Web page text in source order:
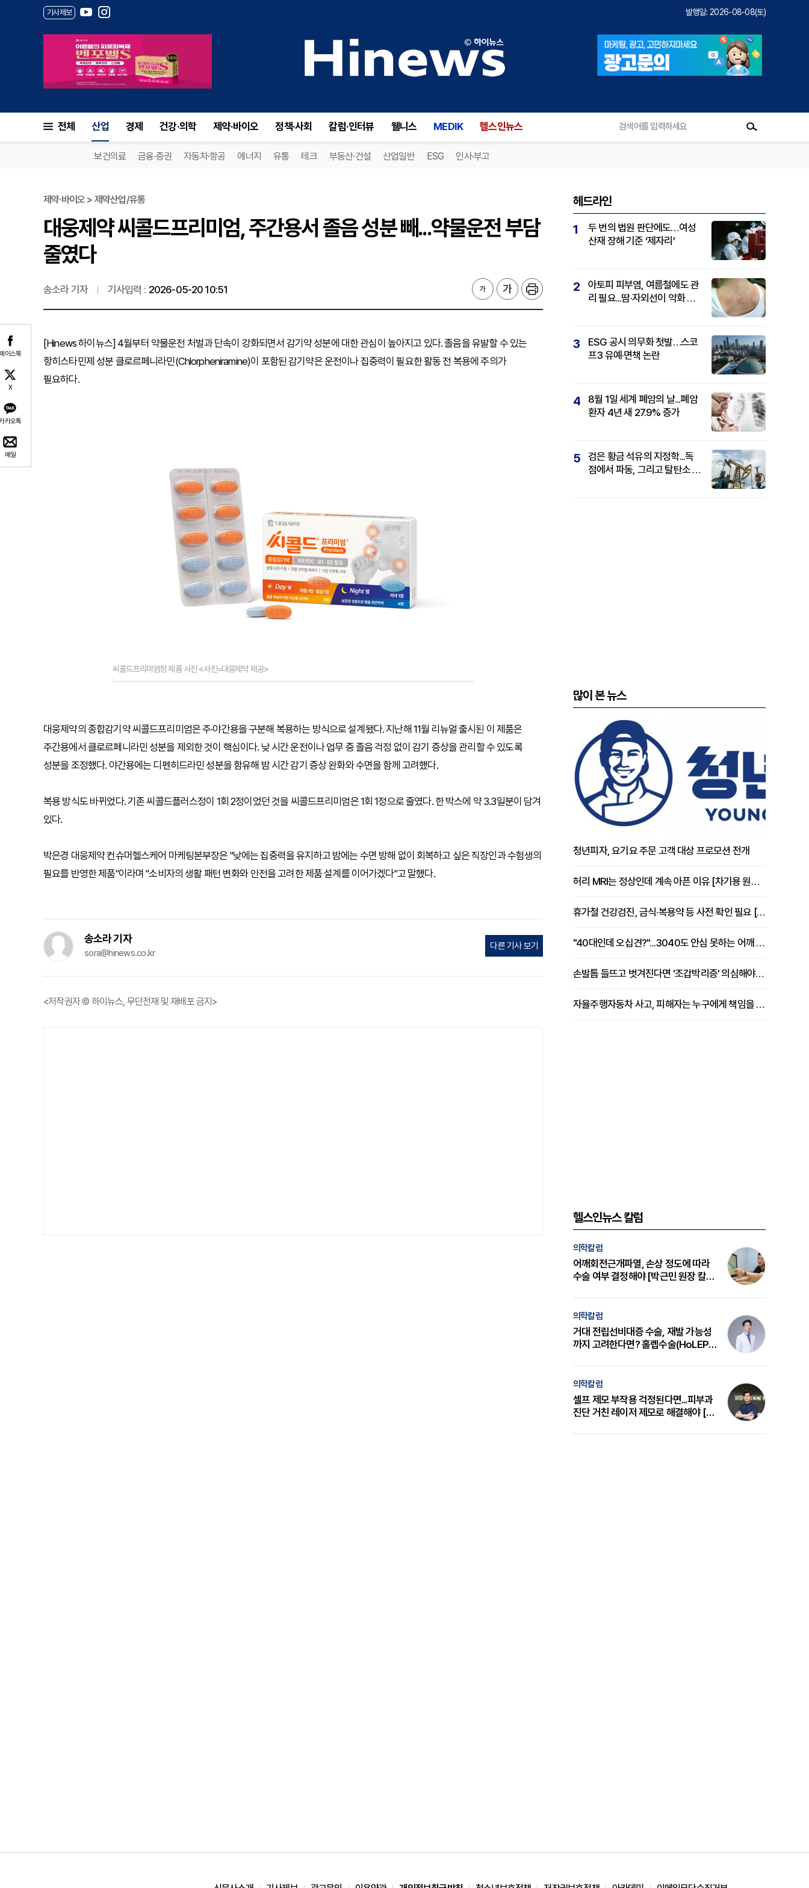
기사제보 발행일: 2026-08-08(토)
전체 산업 경제 건강·의학 제약·바이오 정책·사회 칼럼·인터뷰 웰니스 MEDIK 헬스인뉴스
보건의료 금융·증권 자동차·항공 에너지 유통 테크 부동산·건설 산업일반 ESG 인사·부고
이스북
X
카오톡
메일
제약·바이오 > 제약산업/유통
대웅제약 씨콜드프리미엄, 주간용서 졸음 성분 빼...약물운전 부담
줄였다
송소라 기자 기사입력 : 2026-05-20 10:51
[Hinews 하이뉴스] 4월부터 약물운전 처벌과 단속이 강화되면서 감기약 성분에 대한 관심이 높아지고 있다. 졸음을 유발할 수 있는
항히스타민제 성분 클로르페니라민(Chlorpheniramine)이 포함된 감기약은 운전이나 집중력이 필요한 활동 전 복용에 주의가
필요하다.
씨콜드프리미엄정 제품 사진 <사진=대웅제약 제공>
대웅제약의 종합감기약 씨콜드프리미엄은 주·야간용을 구분해 복용하는 방식으로 설계됐다. 지난해 11월 리뉴얼 출시된 이 제품은
주간용에서 클로르페니라민 성분을 제외한 것이 핵심이다. 낮 시간 운전이나 업무 중 졸음 걱정 없이 감기 증상을 관리할 수 있도록
성분을 조정했다. 야간용에는 디펜히드라민 성분을 함유해 밤 시간 감기 증상 완화와 수면을 함께 고려했다.
복용 방식도 바뀌었다. 기존 씨콜드플러스정이 1회 2정이었던 것을 씨콜드프리미엄은 1회 1정으로 줄였다. 한 박스에 약 3.3일분이 담겨
있다.
박은경 대웅제약 컨슈머헬스케어 마케팅본부장은 "낮에는 집중력을 유지하고 밤에는 수면 방해 없이 회복하고 싶은 직장인과 수험생의
필요를 반영한 제품"이라며 "소비자의 생활 패턴 변화와 안전을 고려한 제품 설계를 이어가겠다"고 말했다.
송소라 기자
sora@hinews.co.kr
다른 기사 보기
<저작권자 © 하이뉴스, 무단전재 및 재배포 금지>
헤드라인
1
두 번의 법원 판단에도…여성
산재 장해 기준 ‘제자리’
2
아토피 피부염, 여름철에도 관
리 필요...땀·자외선이 악화 요
3
ESG 공시 의무화 첫발…스코
프3 유예·면책 논란
4
8월 1일 세계 폐암의 날...폐암
환자 4년 새 27.9% 증가
5
검은 황금 석유의 지정학...독
점에서 파동, 그리고 탈탄소 패
많이 본 뉴스
청년피자, 요기요 주문 고객 대상 프로모션 전개
허리 MRI는 정상인데 계속 아픈 이유 [차기용 원장 칼럼]
휴가철 건강검진, 금식·복용약 등 사전 확인 필요 [정도감 원장 칼럼]
"40대인데 오십견?"...3040도 안심 못하는 어깨 유착성 관절낭염
손발톱 들뜨고 벗겨진다면 '조갑박리증' 의심해야 [김철윤 원장 칼럼]
자율주행자동차 사고, 피해자는 누구에게 책임을 물을 수 있을까
헬스인뉴스 칼럼
의학칼럼
어깨회전근개파열, 손상 정도에 따라
수술 여부 결정해야 [박근민 원장 칼
의학칼럼
거대 전립선비대증 수술, 재발 가능성
까지 고려한다면? 홀렙수술(HoLEP)
의학칼럼
셀프 제모 부작용 걱정된다면...피부과
진단 거친 레이저 제모로 해결해야 [변